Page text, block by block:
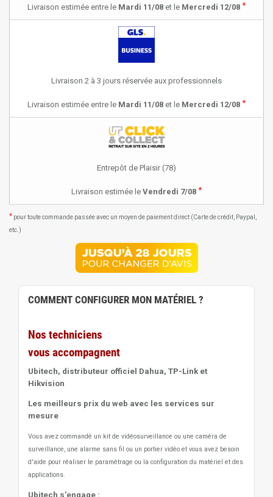
Livraison estimée entre le Mardi 11/08 et le Mercredi 12/08 *
Livraison 2 à 3 jours réservée aux professionnels
Livraison estimée entre le Mardi 11/08 et le Mercredi 12/08 *
Entrepôt de Plaisir (78)
Livraison estimée le Vendredi 7/08 *
* pour toute commande passée avec un moyen de paiement direct (Carte de crédit, Paypal,
etc.)
COMMENT CONFIGURER MON MATÉRIEL ?
Nos techniciens
vous accompagnent
Ubitech, distributeur officiel Dahua, TP-Link et
Hikvision
Les meilleurs prix du web avec les services sur
mesure
Vous avez commandé un kit de vidéosurveillance ou une caméra de
surveillance, une alarme sans fil ou un portier vidéo et vous avez besoin
d'aide pour réaliser le paramétrage ou la configuration du matériel et des
applications.
Ubitech s'engage :